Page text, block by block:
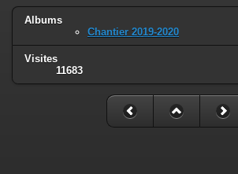
Albums
Chantier 2019-2020
Visites
11683